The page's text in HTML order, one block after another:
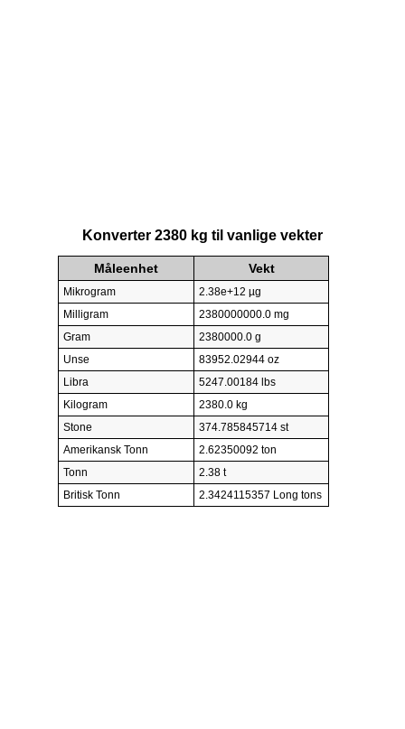
Konverter 2380 kg til vanlige vekter
Måleenhet Vekt
Mikrogram
2.38e+12 µg
Milligram
2380000000.0 mg
Gram
2380000.0 g
Unse
83952.02944 oz
Libra
5247.00184 lbs
Kilogram
2380.0 kg
Stone
374.785845714 st
Amerikansk Tonn
2.62350092 ton
Tonn
2.38 t
Britisk Tonn
2.3424115357 Long tons